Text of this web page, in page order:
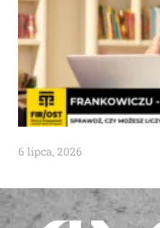
6 lipca, 2026